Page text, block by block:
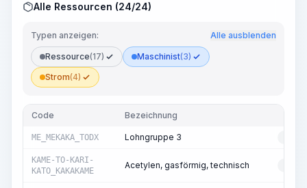
Alle Ressourcen (24/24)
Typen anzeigen: Alle ausblenden
Ressource(17) Maschinist(3)
Strom(4)
Code Bezeichnung
ME_MEKAKA_TODX Lohngruppe 3
KAME-TO-KARI-
KATO_KAKAKAME
Acetylen, gasförmig, technisch